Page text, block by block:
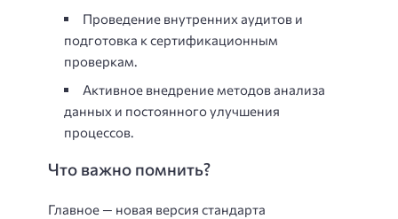
Проведение внутренних аудитов и
подготовка к сертификационным
проверкам.
Активное внедрение методов анализа
данных и постоянного улучшения
процессов.
Что важно помнить?
Главное — новая версия стандарта